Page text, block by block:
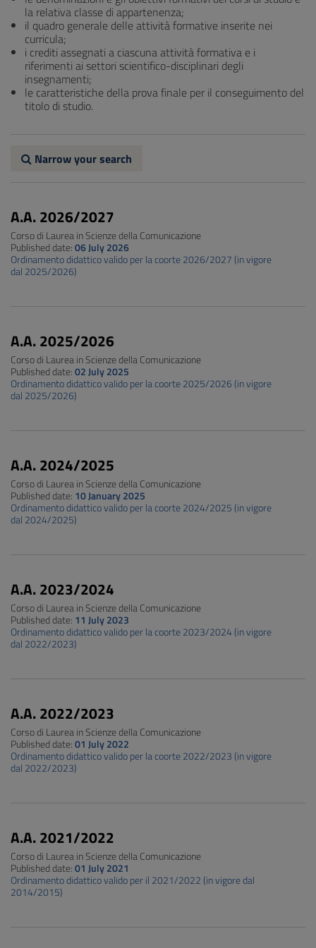
la relativa classe di appartenenza;
il quadro generale delle attività formative inserite nei
curricula;
i crediti assegnati a ciascuna attività formativa e i
riferimenti ai settori scientifico-disciplinari degli
insegnamenti;
le caratteristiche della prova finale per il conseguimento del
titolo di studio.
Narrow your search
A.A. 2026/2027
Corso di Laurea in Scienze della Comunicazione
Published date:06 July 2026
Ordinamento didattico valido per la coorte 2026/2027 (in vigore
dal 2025/2026)
A.A. 2025/2026
Corso di Laurea in Scienze della Comunicazione
Published date:02 July 2025
Ordinamento didattico valido per la coorte 2025/2026 (in vigore
dal 2025/2026)
A.A. 2024/2025
Corso di Laurea in Scienze della Comunicazione
Published date: 10 January 2025
Ordinamento didattico valido per la coorte 2024/2025 (in vigore
dal 2024/2025)
A.A. 2023/2024
Corso di Laurea in Scienze della Comunicazione
Published date: 11 July 2023
Ordinamento didattico valido per la coorte 2023/2024 (in vigore
dal 2022/2023)
A.A. 2022/2023
Corso di Laurea in Scienze della Comunicazione
Published date:01 July 2022
Ordinamento didattico valido per la coorte 2022/2023 (in vigore
dal 2022/2023)
A.A. 2021/2022
Corso di Laurea in Scienze della Comunicazione
Published date:01 July 2021
Ordinamento didattico valido per il 2021/2022 (in vigore dal
2014/2015)